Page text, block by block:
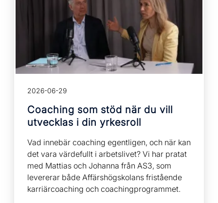
2026-06-29
Coaching som stöd när du vill
utvecklas i din yrkesroll
Vad innebär coaching egentligen, och när kan
det vara värdefullt i arbetslivet? Vi har pratat
med Mattias och Johanna från AS3, som
levererar både Affärshögskolans fristående
karriärcoaching och coachingprogrammet.